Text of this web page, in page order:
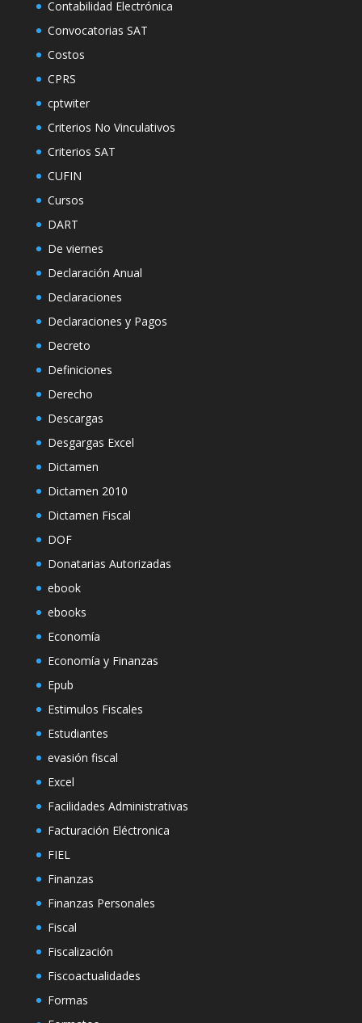
Contabilidad Electrónica
Convocatorias SAT
Costos
CPRS
cptwiter
Criterios No Vinculativos
Criterios SAT
CUFIN
Cursos
DART
De viernes
Declaración Anual
Declaraciones
Declaraciones y Pagos
Decreto
Definiciones
Derecho
Descargas
Desgargas Excel
Dictamen
Dictamen 2010
Dictamen Fiscal
DOF
Donatarias Autorizadas
ebook
ebooks
Economía
Economía y Finanzas
Epub
Estimulos Fiscales
Estudiantes
evasión fiscal
Excel
Facilidades Administrativas
Facturación Eléctronica
FIEL
Finanzas
Finanzas Personales
Fiscal
Fiscalización
Fiscoactualidades
Formas